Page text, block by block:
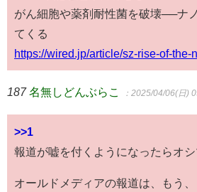
がん細胞や薬剤耐性菌を破壊──ナ
てくる
https://wired.jp/article/sz-rise-of-the-
187 名無しどんぶらこ ：2025/04/06(日)
>>1
報道が嘘を付くようになったらオシ
オールドメディアの報道は、もう